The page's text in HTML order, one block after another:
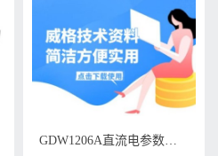
GDW1206A直流电参数测量仪维修手册下载